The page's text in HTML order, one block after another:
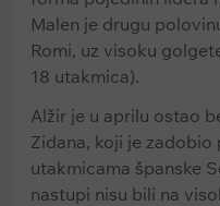
Malen je drugu
Romi, uz visoku
18 utakmica).
Alžir je u aprilu ostao
Zidana, koji je
utakmicama španske
nastupi nisu bili na